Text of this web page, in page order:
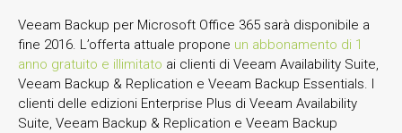
Veeam Backup per Microsoft Office 365 sarà disponibile a
fine 2016. L’offerta attuale propone un abbonamento di 1
anno gratuito e illimitato ai clienti di Veeam Availability Suite,
Veeam Backup & Replication e Veeam Backup Essentials. I
clienti delle edizioni Enterprise Plus di Veeam Availability
Suite, Veeam Backup & Replication e Veeam Backup